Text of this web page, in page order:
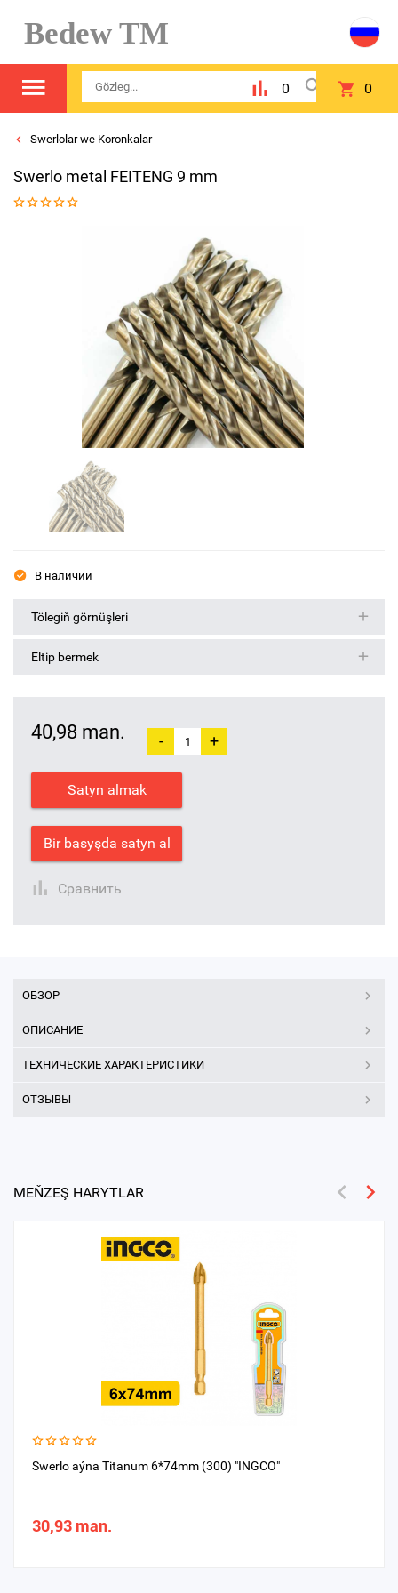
Bedew TM
0 0
Swerlolar we Koronkalar
Swerlo metal FEITENG 9 mm
В наличии
Tölegiň görnüşleri
Eltip bermek
40,98 man. - +
Satyn almak
Bir basyşda satyn al
Сравнить
ОБЗОР
ОПИСАНИЕ
ТЕХНИЧЕСКИЕ ХАРАКТЕРИСТИКИ
ОТЗЫВЫ
MEŇZEŞ HARYTLAR
Swerlo aýna Titanum 6*74mm (300) "INGCO"
30,93 man.